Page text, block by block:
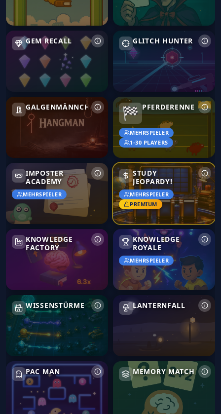
GEM RECALL
Gem Recall GLITCH HUNTER
Glitch Hunter
GALGENMÄNNCHEN
Galgenmännchen
🏁 PFERDERENNEN
MEHRSPIELER
1-30 PLAYERS
Pferderennen
IMPOSTER
ACADEMY
MEHRSPIELER
Imposter Academy
STUDY
JEOPARDY!
MEHRSPIELER
PREMIUM
KNOWLEDGE
FACTORY
Knowledge Factory
KNOWLEDGE
ROYALE
MEHRSPIELER
Knowledge Royale
WISSENSTÜRME
Wissenstürme LANTERNFALL
Lanternfall
PAC MAN
Pac Man MEMORY MATCH
Memory Match